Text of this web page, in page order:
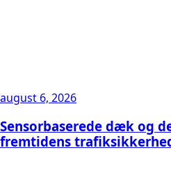
august 6, 2026
Sensorbaserede dæk og
fremtidens